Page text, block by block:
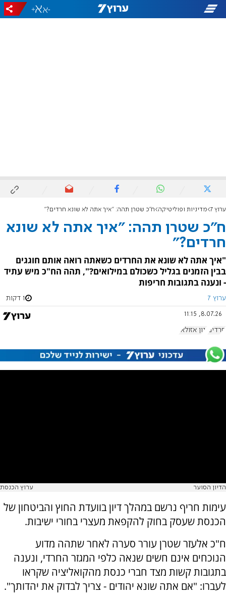
-
+
ערוץ 7 מדיניות ופוליטיקה ח"כ שטרן תהה: "איך אתה לא שונא חרדים?"
ח"כ שטרן תהה: "איך אתה לא שונא
חרדים?"
"איך אתה לא שונא את החרדים כשאתה רואה אותם חוגגים
בבין הזמנים בגליל כשכולם במילואים?", תהה הח"כ מיש עתיד
- ונענה בתגובות חריפות
ערוץ 7 1 דקות
8.07.26, 11:15
חרדים ינון אזולאי
הדיון הסוער ערוץ הכנסת
עימות חריף נרשם במהלך דיון בוועדת החוץ והביטחון של
הכנסת שעסק בחוק להקפאת מעצרי בחורי ישיבות.
ח"כ אלעזר שטרן עורר סערה לאחר שתהה מדוע
הנוכחים אינם חשים שנאה כלפי המגזר החרדי, ונענה
בתגובות קשות מצד חברי כנסת מהקואליציה שקראו
לעברו: "אם אתה שונא יהודים - צריך לבדוק את יהדותך".